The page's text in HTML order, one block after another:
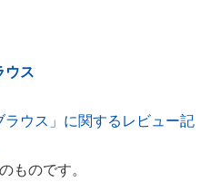
ウス
ウス」に関するレビュー記
ものです。